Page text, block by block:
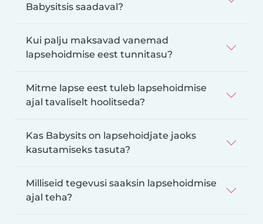
Babysitsis saadaval?
Kui palju maksavad vanemad
lapsehoidmise eest tunnitasu?
Mitme lapse eest tuleb lapsehoidmise
ajal tavaliselt hoolitseda?
Kas Babysits on lapsehoidjate jaoks
kasutamiseks tasuta?
Milliseid tegevusi saaksin lapsehoidmise
ajal teha?